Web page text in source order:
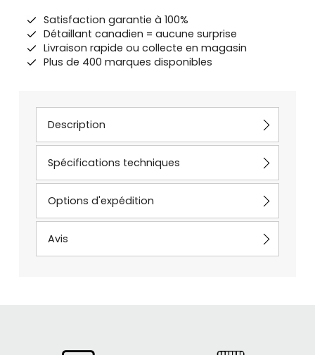
Satisfaction garantie à 100%
Détaillant canadien = aucune surprise
Livraison rapide ou collecte en magasin
Plus de 400 marques disponibles
Description
Spécifications techniques
Options d'expédition
Avis